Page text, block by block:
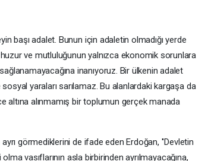
başı adalet. Bunun için adaletin olmadığı yerde
huzur ve mutluluğunun yalnızca ekonomik sorunlara
inanıyoruz. Bir ülkenin adalet
yaraları sarılamaz. Bu alanlardaki kargaşa da
alınmamış bir toplumun gerçek manada
görmediklerini de ifade eden Erdoğan, ''Devletin
vasıflarının asla birbirinden ayrılmayacağına,